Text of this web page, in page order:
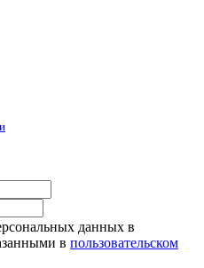
данных в
в пользовательском